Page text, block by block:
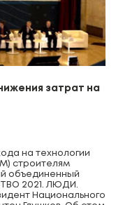
затрат на
на технологии
строителям
объединенный
2021. ЛЮДИ.
Национального